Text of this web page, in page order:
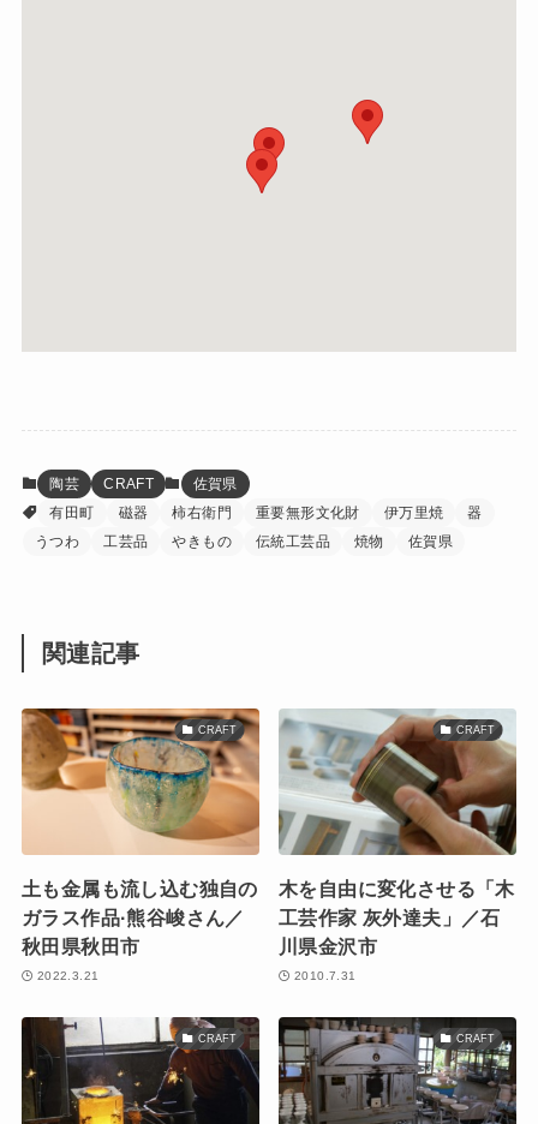
陶芸 CRAFT
佐賀県
有田町
磁器 柿右衛門 重要無形文化財 伊万里焼
器
うつわ
工芸品 やきもの 伝統工芸品 焼物 佐賀県
関連記事
CRAFT
土も金属も流し込む独自の
ガラス作品·熊谷峻さん／
秋田県秋田市
2022.3.21
CRAFT
木を自由に変化させる「木
工芸作家 灰外達夫」／石
川県金沢市
2010.7.31
CRAFT CRAFT